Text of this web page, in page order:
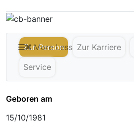
Zur Person Zur Karriere
Service
More Less
Geboren am
15/10/1981